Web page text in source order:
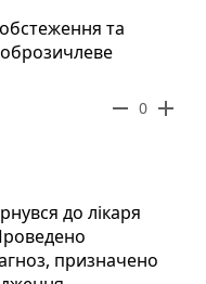
та
remove 0 add
до лікаря
призначено